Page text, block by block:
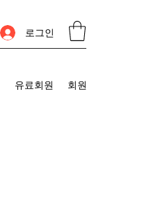
로그인
유료회원 회원